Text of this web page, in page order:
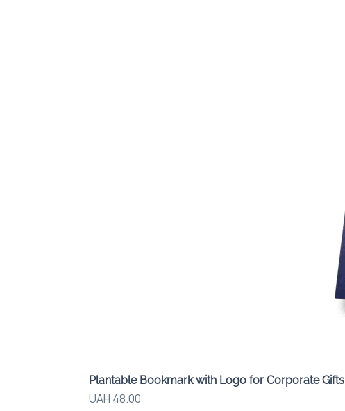
Plantable Bookmark with Logo for Corporate Gifts
Price
UAH 48.00